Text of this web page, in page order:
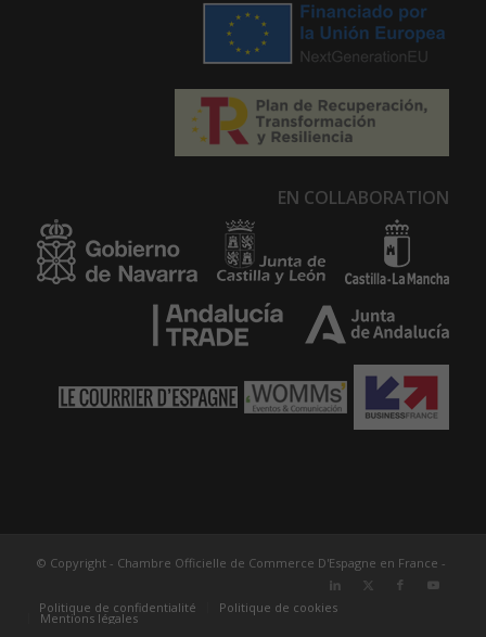
EN COLLABORATION
© Copyright - Chambre Officielle de Commerce D'Espagne en France -
Politique de confidentialité Politique de cookies
Mentions légales